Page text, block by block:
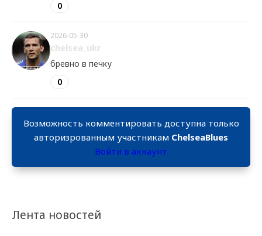
Лента новостей
0
2026-05-30
chelsea_ukr
бревно в печку
0
Возможность комментировать доступна только
авторизрованным участникам ChelseaBlues
Войти в аккаунт